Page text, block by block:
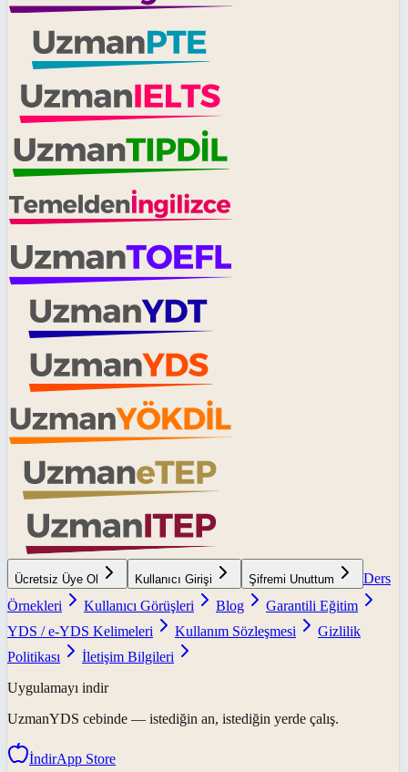
Ücretsiz Üye Ol Kullanıcı Girişi Şifremi Unuttum
Ders
Örnekleri
Kullanıcı Görüşleri Blog
Garantili Eğitim
YDS / e-YDS Kelimeleri
Kullanım Sözleşmesi
Gizlilik
Politikası
İletişim Bilgileri
Uygulamayı indir
UzmanYDS cebinde — istediğin an, istediğin yerde çalış.
İndirApp Store